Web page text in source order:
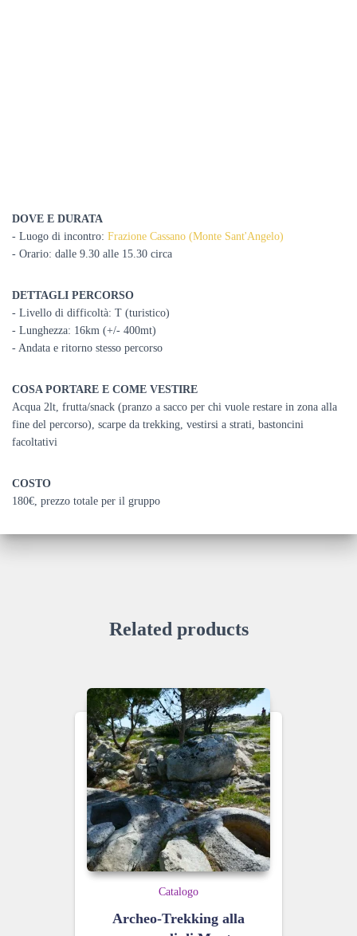
DOVE E DURATA
- Luogo di incontro: Frazione Cassano (Monte Sant'Angelo)
- Orario: dalle 9.30 alle 15.30 circa
DETTAGLI PERCORSO
- Livello di difficoltà: T (turistico)
- Lunghezza: 16km (+/- 400mt)
- Andata e ritorno stesso percorso
COSA PORTARE E COME VESTIRE
Acqua 2lt, frutta/snack (pranzo a sacco per chi vuole restare in zona alla
fine del percorso), scarpe da trekking, vestirsi a strati, bastoncini
facoltativi
COSTO
180€, prezzo totale per il gruppo
Related products
Catalogo
Archeo-Trekking alla